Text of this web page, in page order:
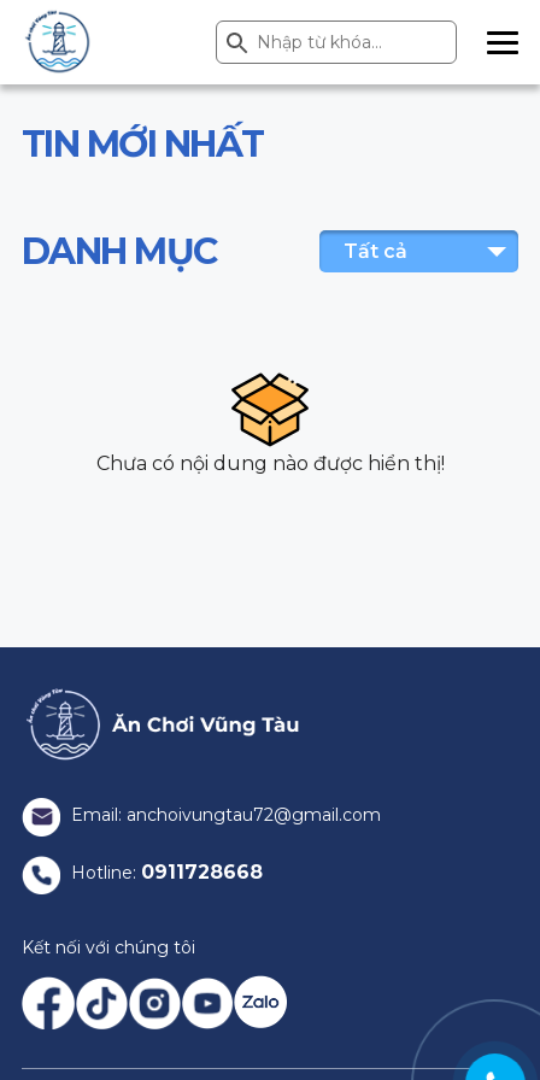
Search
for:
Search Button
ME
NU
TIN MỚI NHẤT
DANH MỤC Tất cả
Chưa có nội dung nào được hiển thị!
Email: anchoivungtau72@gmail.com
Hotline: 0911728668
Kết nối với chúng tôi